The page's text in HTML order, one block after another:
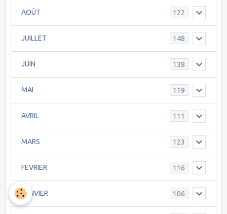
AOÛT 122
JUILLET 148
JUIN 138
MAI 119
AVRIL 111
MARS 123
FEVRIER 116
JANVIER 106